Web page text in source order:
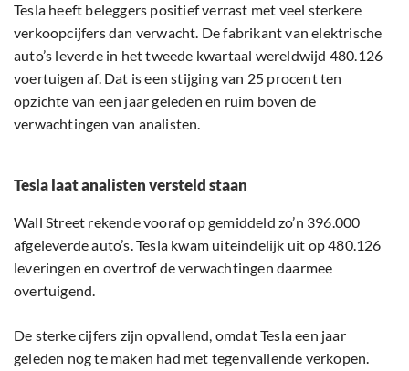
Tesla heeft beleggers positief verrast met veel sterkere
verkoopcijfers dan verwacht. De fabrikant van elektrische
auto’s leverde in het tweede kwartaal wereldwijd 480.126
voertuigen af. Dat is een stijging van 25 procent ten
opzichte van een jaar geleden en ruim boven de
verwachtingen van analisten.
Tesla laat analisten versteld staan
Wall Street rekende vooraf op gemiddeld zo’n 396.000
afgeleverde auto’s. Tesla kwam uiteindelijk uit op 480.126
leveringen en overtrof de verwachtingen daarmee
overtuigend.
De sterke cijfers zijn opvallend, omdat Tesla een jaar
geleden nog te maken had met tegenvallende verkopen.